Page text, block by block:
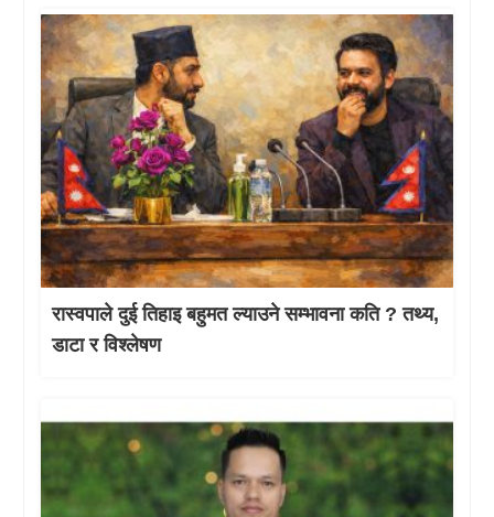
रास्वपाले दुई तिहाइ बहुमत ल्याउने सम्भावना कति ? तथ्य,
डाटा र विश्लेषण